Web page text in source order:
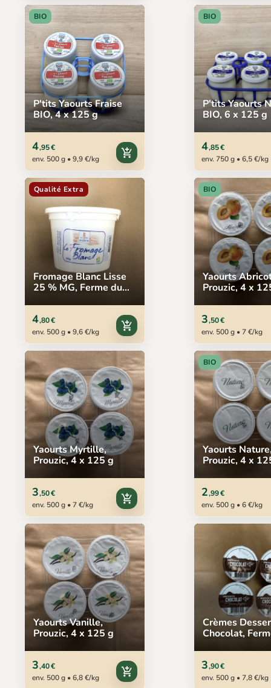
BIO
P'tits Yaourts Fraise
BIO, 4 x 125 g
4,95 €
env. 500 g • 9,9 €/kg
add_shopping_cart
BIO
P'tits Yaourts
BIO, 6 x 125 g
4,85 €
env. 750 g • 6,5 €/kg
Qualité Extra
Fromage Blanc Lisse
25 % MG, Ferme du
4,80 €
env. 500 g • 9,6 €/kg
add_shopping_cart
BIO
Yaourts
Prouzic, 4 x
3,50 €
env. 500 g • 7 €/kg
Yaourts Myrtille,
Prouzic, 4 x 125 g
3,50 €
env. 500 g • 7 €/kg
add_shopping_cart
BIO
Yaourts
Prouzic, 4 x
2,99 €
env. 500 g • 6 €/kg
Yaourts Vanille,
Prouzic, 4 x 125 g
3,40 €
env. 500 g • 6,8 €/kg
add_shopping_cart
Crèmes
Chocolat,
3,90 €
env. 500 g • 7,8 €/kg